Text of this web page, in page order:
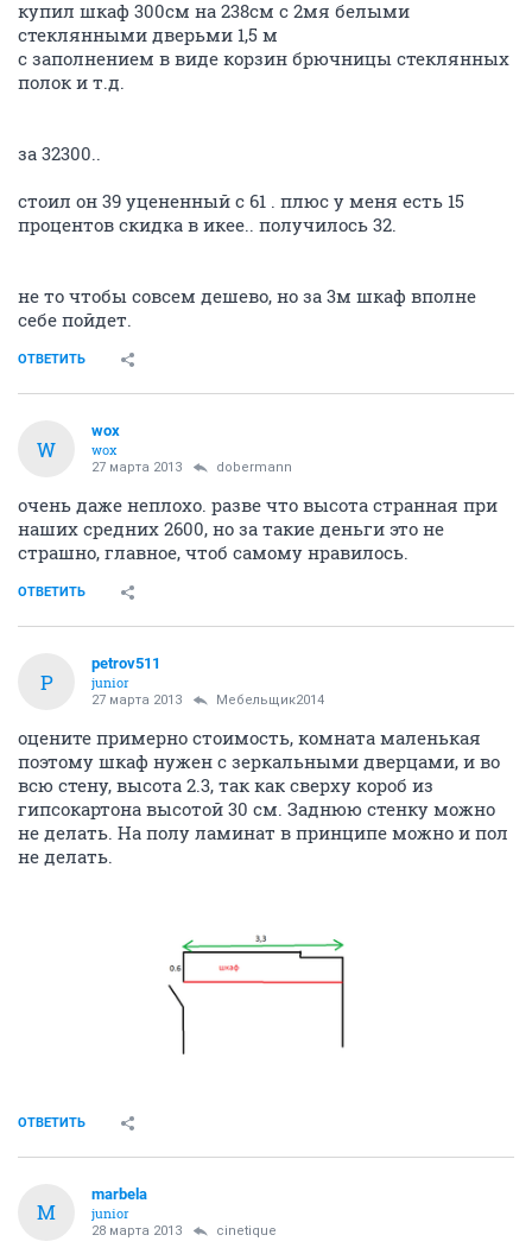
купил шкаф 300см на 238см с 2мя белыми
стеклянными дверьми 1,5 м
с заполнением в виде корзин брючницы стеклянных
полок и т.д.
за 32300..
стоил он 39 уцененный с 61 . плюс у меня есть 15
процентов скидка в икее.. получилось 32.
не то чтобы совсем дешево, но за 3м шкаф вполне
себе пойдет.
ОТВЕТИТЬ
W
wox
wox
27 марта 2013 dobermann
очень даже неплохо. разве что высота странная при
наших средних 2600, но за такие деньги это не
страшно, главное, чтоб самому нравилось.
ОТВЕТИТЬ
P
petrov511
junior
27 марта 2013 Мебельщик2014
оцените примерно стоимость, комната маленькая
поэтому шкаф нужен с зеркальными дверцами, и во
всю стену, высота 2.3, так как сверху короб из
гипсокартона высотой 30 см. Заднюю стенку можно
не делать. На полу ламинат в принципе можно и пол
не делать.
ОТВЕТИТЬ
M
marbela
junior
28 марта 2013 cinetique